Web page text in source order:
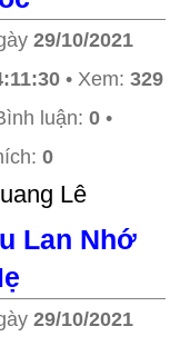
29/10/2021
• Xem: 329
luận: 0 •
0
Lê
Lan Nhớ
29/10/2021